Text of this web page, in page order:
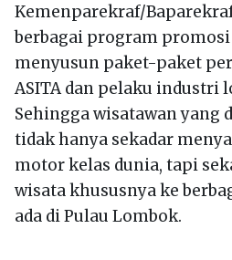
Kemenparekraf/
berbagai program
menyusun paket-paket
ASITA dan pelaku industri
Sehingga wisatawan yang
tidak hanya sekadar
motor kelas dunia, tapi
wisata khususnya ke
ada di Pulau Lombok.